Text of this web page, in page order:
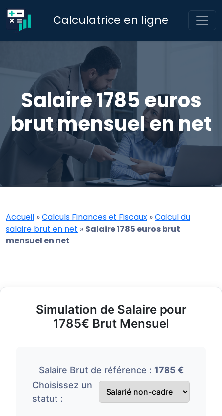
Calculatrice en ligne
Salaire 1785 euros
brut mensuel en net
Accueil »Calculs Finances et Fiscaux »Calcul du
salaire brut en net » Salaire 1785 euros brut
mensuel en net
Simulation de Salaire pour
1785€ Brut Mensuel
Salaire Brut de référence : 1785 €
Choisissez un
statut :